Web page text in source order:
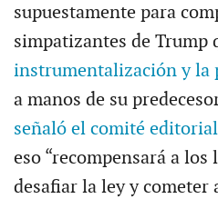
supuestamente para
simpatizantes de Trump
instrumentalización y la
a manos de su
señaló el comité
eso “recompensará a los
desafiar la ley y cometer